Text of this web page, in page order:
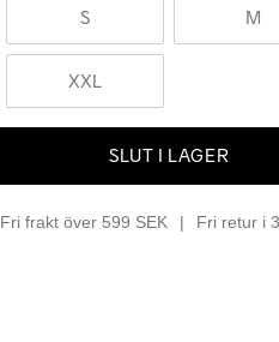
S M
XXL
SLUT I LAGER
Fri frakt över 599 SEK Fri retur i